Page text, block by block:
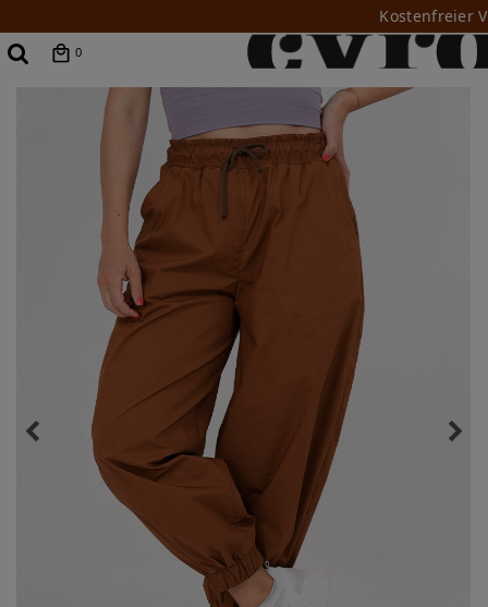
Kostenfreier
0